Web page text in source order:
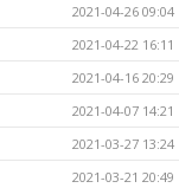
2021-04-26 09:04
2021-04-22 16:11
2021-04-16 20:29
2021-04-07 14:21
2021-03-27 13:24
2021-03-21 20:49